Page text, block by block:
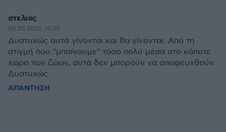
στελιος
08.05.2026, 15:57
Δυστυχώς αυτά γίνονται και θα γίνονται. Από τη
στιγμή που "μπαίνουμε" τόσο πολύ μέσα στο κάποτε
χώρο των ζώων, αυτά δεν μπορούν να αποφευχθούν.
Δυστυχώς
ΑΠΑΝΤΗΣΗ